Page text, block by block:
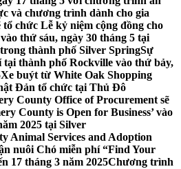
và chương trình dành cho gia
chức Lễ kỷ niệm cộng đồng cho
thứ sáu, ngày 30 tháng 5 tại
thành phố Silver SpringSự
tại thành phố Rockville vào thứ bảy,
Xe buýt từ White Oak Shopping
Đản tổ chức tại Thủ Đô
County Office of Procurement sẽ
County is Open for Business’ vào
2025 tại Silver
Animal Services and Adoption
nuôi Chó miễn phí “Find Your
17 tháng 3 năm 2025Chương trình